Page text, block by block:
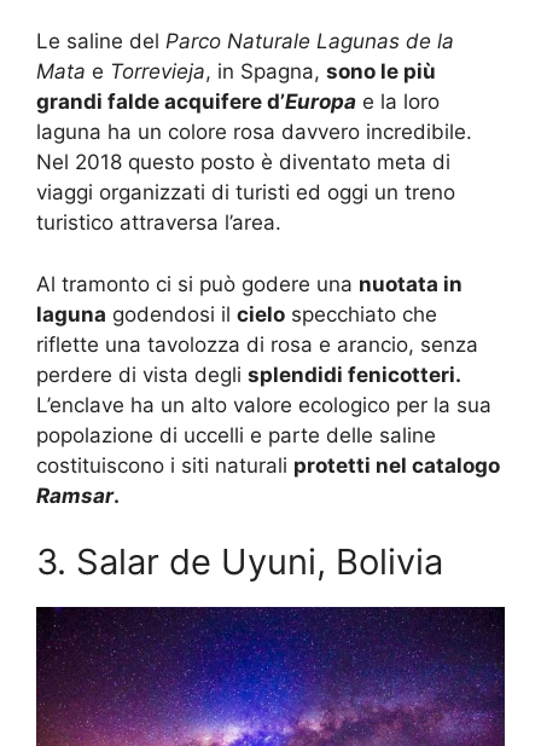
Le saline del Parco Naturale Lagunas de la
Mata e Torrevieja, in Spagna, sono le più
grandi falde acquifere d’Europa e la loro
laguna ha un colore rosa davvero incredibile.
Nel 2018 questo posto è diventato meta di
viaggi organizzati di turisti ed oggi un treno
turistico attraversa l’area.
Al tramonto ci si può godere una nuotata in
laguna godendosi il ​​ cielo specchiato che
riflette una tavolozza di rosa e arancio, senza
perdere di vista degli splendidi fenicotteri.
L’enclave ha un alto valore ecologico per la sua
popolazione di uccelli e parte delle saline
costituiscono i siti naturali protetti nel catalogo
Ramsar.
3. Salar de Uyuni, Bolivia